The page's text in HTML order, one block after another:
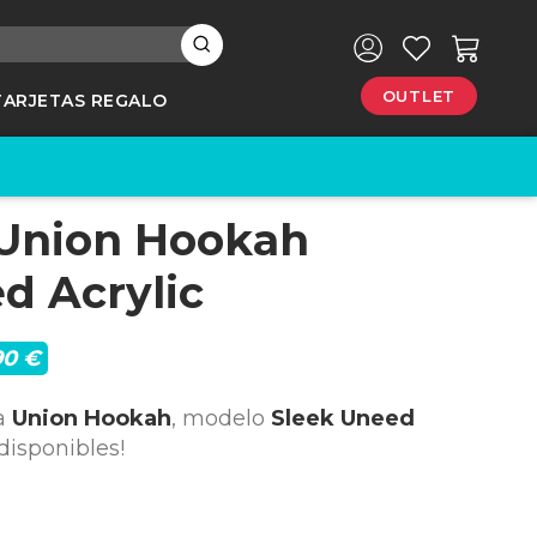
REGALO OUTLET
Hookah
Acrylic
€
Union Hookah, modelo Sleek Uneed
×